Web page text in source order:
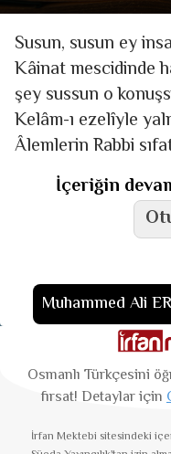
Susun, susun ey
Kâinat mescidinde
şey sussun o
Kelâm-ı ezelîyle
Âlemlerin Rabbi
İçeriğin
Muhammed Ali
Osmanlı Türkçesini
fırsat! Detaylar için
İrfan Mektebi sitesindeki